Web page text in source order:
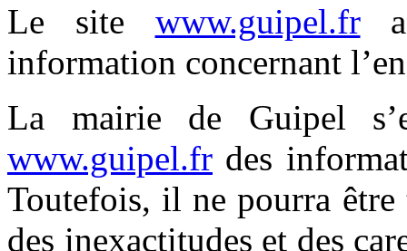
Le site www.guipel.fra
information concernant
La mairie de Guipel
www.guipel.fr des
Toutefois, il ne pourra être
des inexactitudes et des